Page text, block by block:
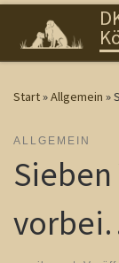
Zum Inhalt
Start»Allgemein »
ALLGEMEIN